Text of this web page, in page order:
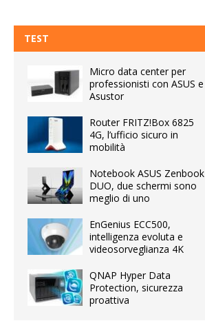
TEST
Micro data center per
professionisti con ASUS e
Asustor
Router FRITZ!Box 6825
4G, l’ufficio sicuro in
mobilità
Notebook ASUS Zenbook
DUO, due schermi sono
meglio di uno
EnGenius ECC500,
intelligenza evoluta e
videosorveglianza 4K
QNAP Hyper Data
Protection, sicurezza
proattiva